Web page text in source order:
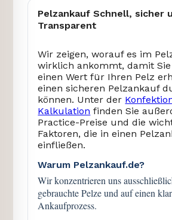
Pelzankauf Schnell, sicher
Transparent
Wir zeigen, worauf es im
wirklich ankommt, damit
einen Wert für Ihren Pelz
einen sicheren Pelzankauf
können. Unter der
Kalkulation finden Sie
Practice-Preise und die
Faktoren, die in einen
einfließen.
Warum Pelzankauf.de?
Wir konzentrieren uns
gebrauchte Pelze und auf einen
Ankaufprozess.